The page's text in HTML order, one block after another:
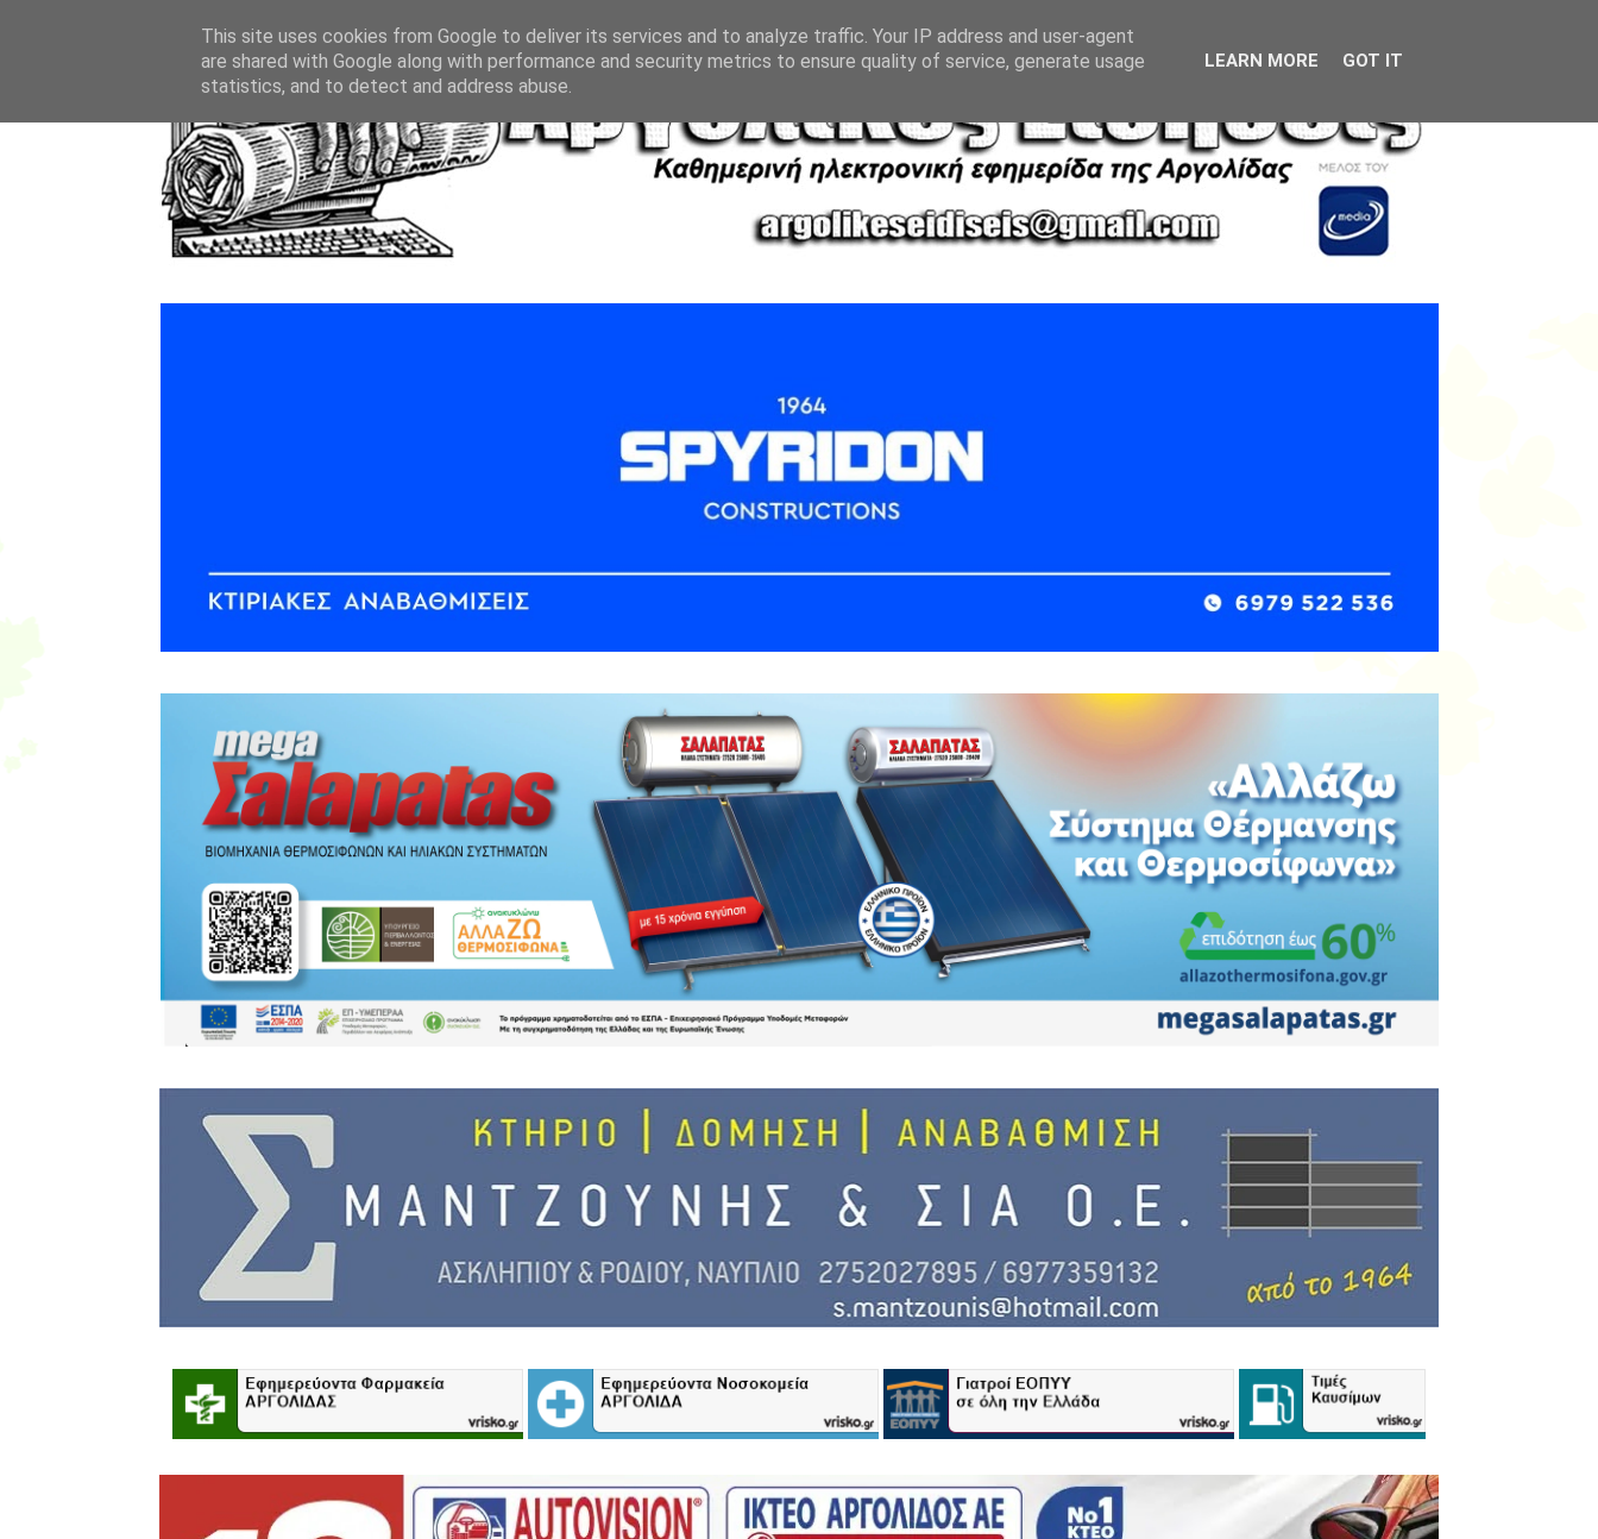
This site uses cookies from Google to deliver its services and to analyze traffic. Your IP address and user-agent
are shared with Google along with performance and security metrics to ensure quality of service, generate usage
statistics, and to detect and address abuse.
LEARN MORE GOT IT